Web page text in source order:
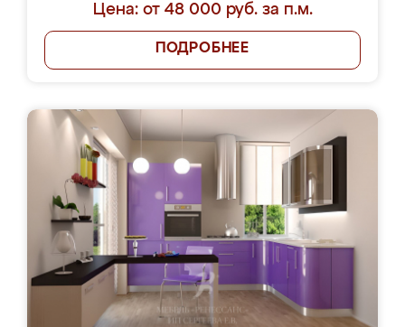
Цена: от 48 000 руб. за п.м.
ПОДРОБНЕЕ